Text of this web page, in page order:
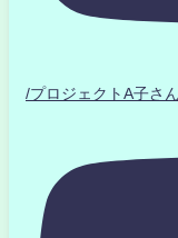
/プロジェクトA子さ